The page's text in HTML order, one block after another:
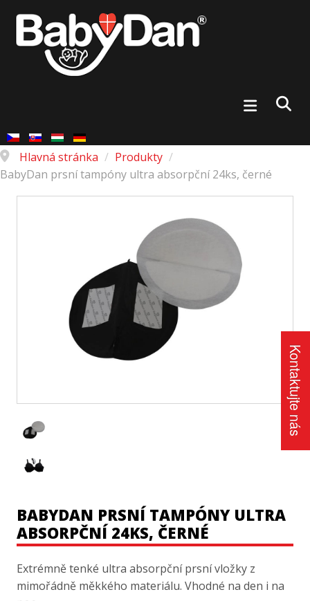
Hlavná stránka / Produkty /
BabyDan prsní tampóny ultra absorpční 24ks, černé
BABYDAN PRSNÍ TAMPÓNY ULTRA
ABSORPČNÍ 24KS, ČERNÉ
Extrémně tenké ultra absorpční prsní vložky z
mimořádně měkkého materiálu. Vhodné na den i na
Kontaktujte nás